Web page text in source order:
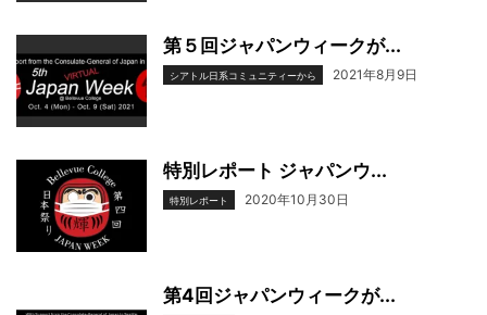
第５回ジャパンウィークが...
シアトル日系コミュニティーから 2021年8月9日
特別レポート ジャパンウ...
特別レポート 2020年10月30日
第4回ジャパンウィークが...